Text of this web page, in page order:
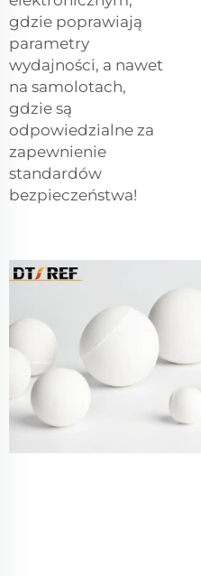
gdzie poprawiają
parametry
wydajności, a nawet
na samolotach,
gdzie są
odpowiedzialne za
zapewnienie
standardów
bezpieczeństwa!